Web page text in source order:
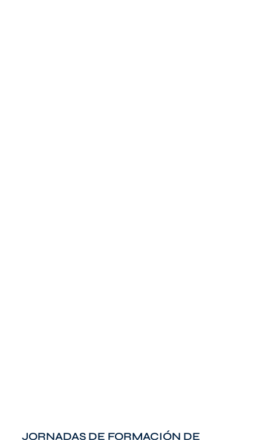
JORNADAS DE FORMACIÓN DE